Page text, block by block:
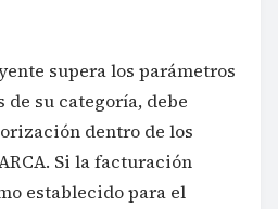
supera los parámetros
su categoría, debe
dentro de los
Si la facturación
establecido para el